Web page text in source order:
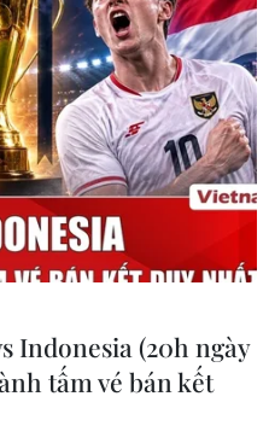
Indonesia (20h ngày
tấm vé bán kết